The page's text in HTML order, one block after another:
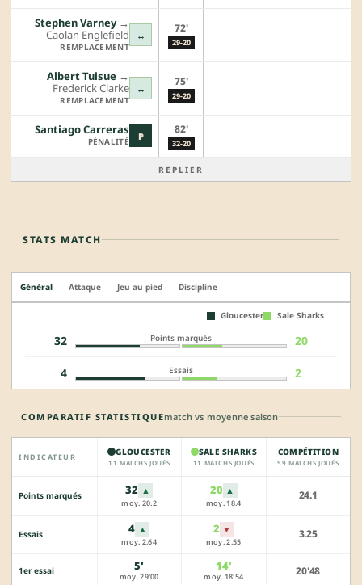
↔
Stephen Varney→︎
Caolan Englefield
REMPLACEMENT
72'
29-20
↔
Albert Tuisue →︎
Frederick Clarke
REMPLACEMENT
75'
29-20
P
Santiago Carreras
PÉNALITÉ
82'
32-20
REPLIER
STATS MATCH
Général Attaque Jeu au pied Discipline
Gloucester Sale Sharks
32 Points marqués 20
4 Essais 2
COMPARATIF STATISTIQUEmatch vs moyenne saison
INDICATEUR GLOUCESTER
11 MATCHS JOUÉS
SALE SHARKS
11 MATCHS JOUÉS
COMPÉTITION
59 MATCHS JOUÉS
Points marqués 32 ▲
moy. 20.2
20 ▲
moy. 18.4
24.1
Essais 4 ▲
moy. 2.64
2 ▼
moy. 2.55
3.25
1er essai 5'
moy. 29'00
14'
moy. 18'54 20'48